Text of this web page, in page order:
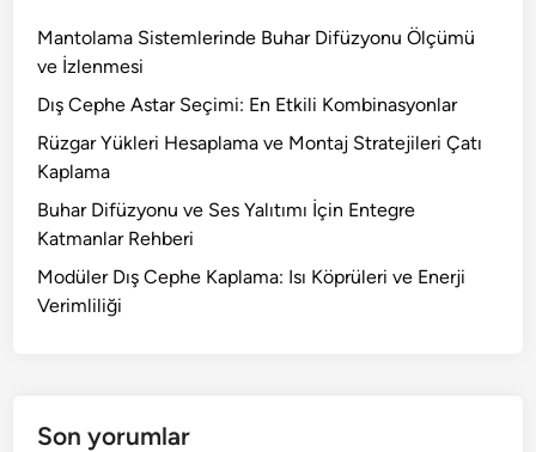
Mantolama Sistemlerinde Buhar Difüzyonu Ölçümü
ve İzlenmesi
Dış Cephe Astar Seçimi: En Etkili Kombinasyonlar
Rüzgar Yükleri Hesaplama ve Montaj Stratejileri Çatı
Kaplama
Buhar Difüzyonu ve Ses Yalıtımı İçin Entegre
Katmanlar Rehberi
Modüler Dış Cephe Kaplama: Isı Köprüleri ve Enerji
Verimliliği
Son yorumlar